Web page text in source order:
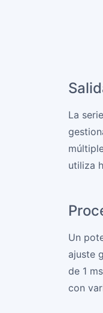
La
utiliza
Un
ajuste
de 1
con